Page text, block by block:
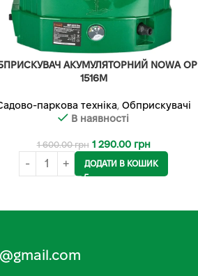
АКУМУЛЯТОРНИЙ NOWA OP
1516M
паркова техніка, Обприскувачі
В наявності
1 600.00грн 1 290.00 грн
ДОДАТИ В КОШИК